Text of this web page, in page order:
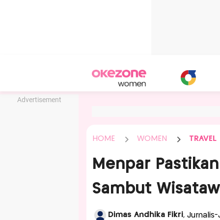
Advertisement
HOME WOMEN TRAVEL
Menpar
Sambut
Dimas Andhika Fikri,